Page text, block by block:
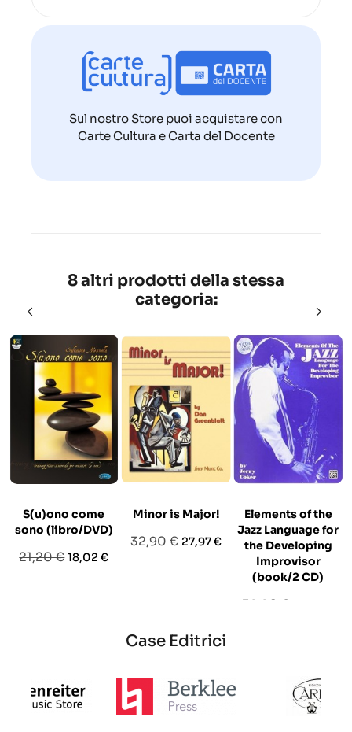
Sul nostro Store puoi acquistare con
Carte Cultura e Carta del Docente
8 altri prodotti della stessa
categoria:
S(u)ono come
sono (libro/DVD)
Prezzo
21,20 €Prezzo
18,02 €
Minor is Major!
Prezzo
32,90 € Prezzo
27,97 €
Elements of the
Jazz Language for
the Developing
Improvisor
(book/2 CD)
Prezzo
39,90 €
Case Editrici